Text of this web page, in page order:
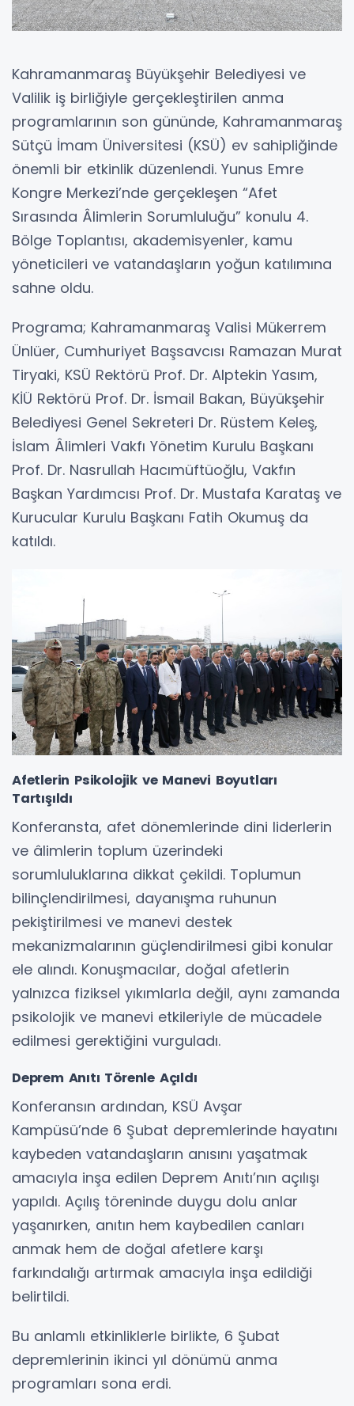
Kahramanmaraş Büyükşehir Belediyesi ve
Valilik iş birliğiyle gerçekleştirilen anma
programlarının son gününde, Kahramanmaraş
Sütçü İmam Üniversitesi (KSÜ) ev sahipliğinde
önemli bir etkinlik düzenlendi. Yunus Emre
Kongre Merkezi’nde gerçekleşen “Afet
Sırasında Âlimlerin Sorumluluğu” konulu 4.
Bölge Toplantısı, akademisyenler, kamu
yöneticileri ve vatandaşların yoğun katılımına
sahne oldu.
Programa; Kahramanmaraş Valisi Mükerrem
Ünlüer, Cumhuriyet Başsavcısı Ramazan Murat
Tiryaki, KSÜ Rektörü Prof. Dr. Alptekin Yasım,
KİÜ Rektörü Prof. Dr. İsmail Bakan, Büyükşehir
Belediyesi Genel Sekreteri Dr. Rüstem Keleş,
İslam Âlimleri Vakfı Yönetim Kurulu Başkanı
Prof. Dr. Nasrullah Hacımüftüoğlu, Vakfın
Başkan Yardımcısı Prof. Dr. Mustafa Karataş ve
Kurucular Kurulu Başkanı Fatih Okumuş da
katıldı.
Afetlerin Psikolojik ve Manevi Boyutları
Tartışıldı
Konferansta, afet dönemlerinde dini liderlerin
ve âlimlerin toplum üzerindeki
sorumluluklarına dikkat çekildi. Toplumun
bilinçlendirilmesi, dayanışma ruhunun
pekiştirilmesi ve manevi destek
mekanizmalarının güçlendirilmesi gibi konular
ele alındı. Konuşmacılar, doğal afetlerin
yalnızca fiziksel yıkımlarla değil, aynı zamanda
psikolojik ve manevi etkileriyle de mücadele
edilmesi gerektiğini vurguladı.
Deprem Anıtı Törenle Açıldı
Konferansın ardından, KSÜ Avşar
Kampüsü’nde 6 Şubat depremlerinde hayatını
kaybeden vatandaşların anısını yaşatmak
amacıyla inşa edilen Deprem Anıtı’nın açılışı
yapıldı. Açılış töreninde duygu dolu anlar
yaşanırken, anıtın hem kaybedilen canları
anmak hem de doğal afetlere karşı
farkındalığı artırmak amacıyla inşa edildiği
belirtildi.
Bu anlamlı etkinliklerle birlikte, 6 Şubat
depremlerinin ikinci yıl dönümü anma
programları sona erdi.